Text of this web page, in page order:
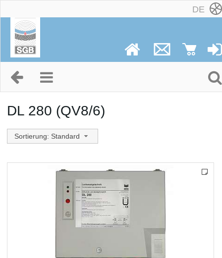
DE
DL 280 (QV8/6)
Sortierung: Standard